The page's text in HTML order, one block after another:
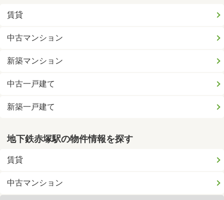
賃貸
中古マンション
新築マンション
中古一戸建て
新築一戸建て
地下鉄赤塚駅の物件情報を探す
賃貸
中古マンション